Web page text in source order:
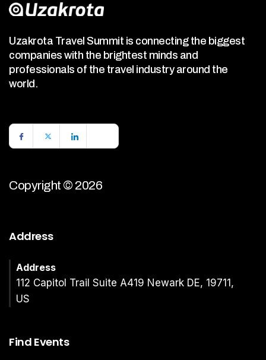
Uzakrota Travel Summit is connecting the biggest
companies with the brightest minds and
professionals of the travel industry around the
world.
Copyright © 2026
Address
Address
112 Capitol Trail Suite A419 Newark DE, 19711,
US
Find Events